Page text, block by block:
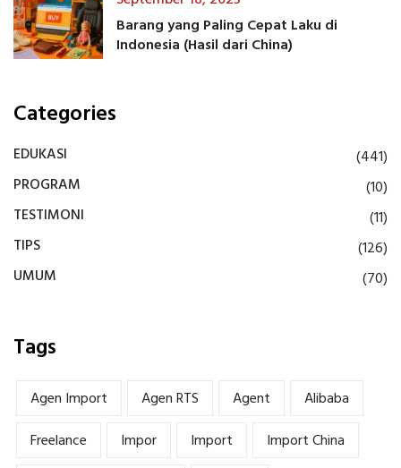
Barang yang Paling Cepat Laku di
Indonesia (Hasil dari China)
Categories
EDUKASI
(441)
PROGRAM
(10)
TESTIMONI
(11)
TIPS
(126)
UMUM
(70)
Tags
Agen Import Agen RTS Agent
Alibaba
Freelance
Impor Import
Import China